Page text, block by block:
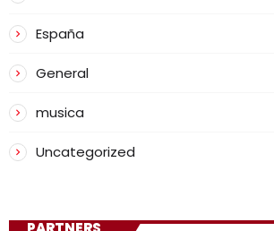
España
General
musica
Uncategorized